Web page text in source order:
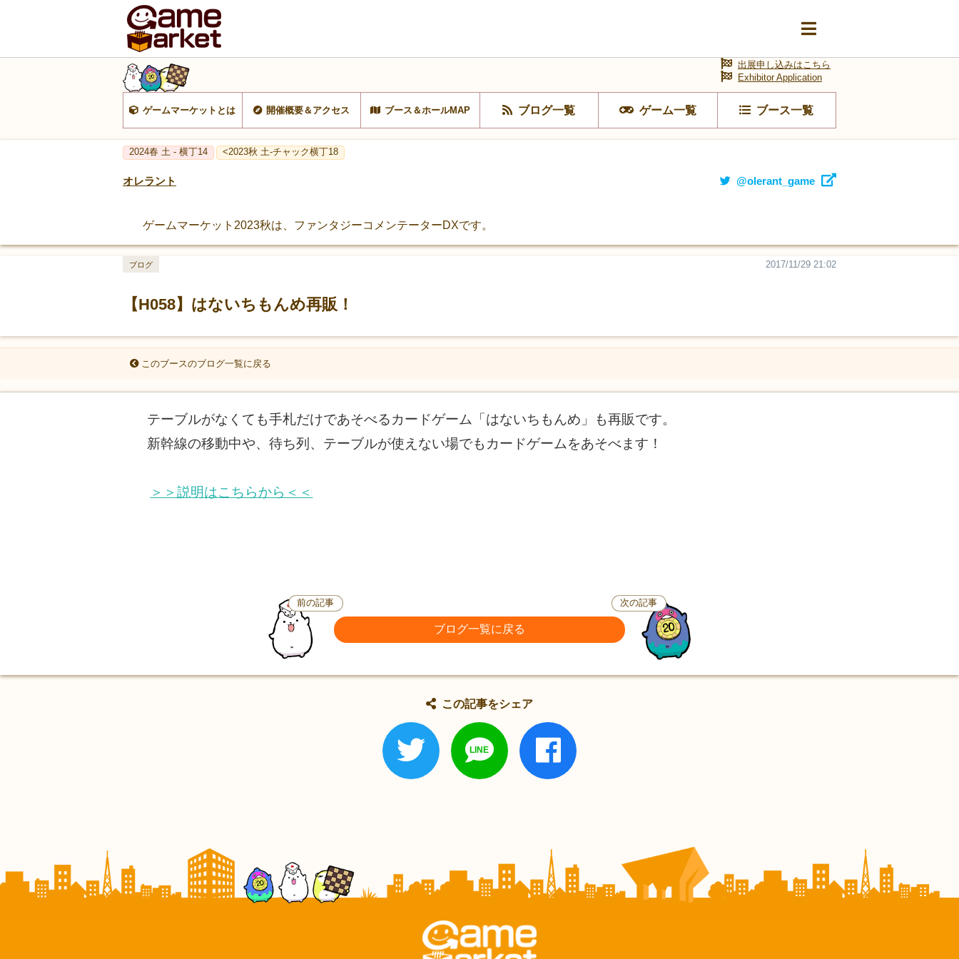
ゲームマーケットとは 開催概要＆アクセス ブース＆ホールMAP ブログ一覧 ゲーム一覧 ブース一覧
出展申し込みはこちら
Exhibitor Application
2024春 土 - 横丁14 <2023秋 土-チャック横丁18
オレラント @olerant_game
ゲームマーケット2023秋は、ファンタジーコメンテーターDXです。
【H058】はないちもんめ再販！
2017/11/29 21:02
ブログ
このブースのブログ一覧に戻る
テーブルがなくても手札だけであそべるカードゲーム「はないちもんめ」も再販です。
新幹線の移動中や、待ち列、テーブルが使えない場でもカードゲームをあそべます！
＞＞説明はこちらから＜＜
前の記事
ブログ一覧に戻る
次の記事
この記事をシェア